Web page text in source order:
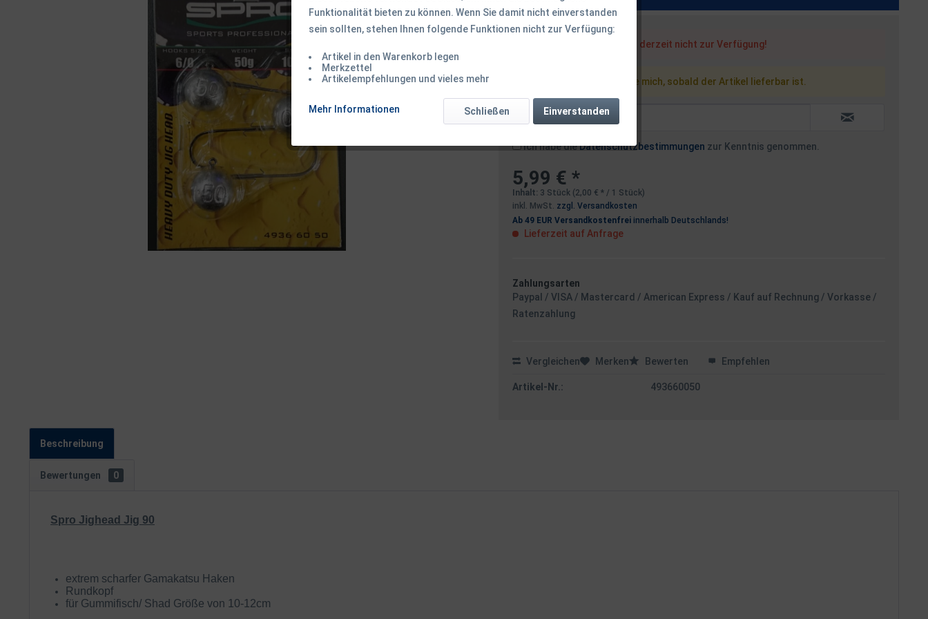
Dieser Artikel steht derzeit nicht zur Verfügung!
Benachrichtigen Sie mich, sobald der Artikel lieferbar ist.
Ich habe dieDatenschutzbestimmungen zur Kenntnis genommen.
5,99 € *
Inhalt: 3 Stück (2,00 € * / 1 Stück)
inkl. MwSt. zzgl. Versandkosten
Ab 49 EUR Versandkostenfrei innerhalb Deutschlands!
Lieferzeit auf Anfrage
Zahlungsarten
Paypal / VISA / Mastercard / American Express / Kauf auf Rechnung / Vorkasse /
Ratenzahlung
Vergleichen Merken Bewerten Empfehlen
Artikel-Nr.: 493660050
Beschreibung
Bewertungen 0
Spro Jighead Jig 90
extrem scharfer Gamakatsu Haken
Rundkopf
für Gummifisch/ Shad Größe von 10-12cm
Funktionalität bieten zu können. Wenn Sie damit nicht einverstanden
sein sollten, stehen Ihnen folgende Funktionen nicht zur Verfügung:
Artikel in den Warenkorb legen
Merkzettel
Artikelempfehlungen und vieles mehr
Mehr Informationen Einverstanden
Schließen